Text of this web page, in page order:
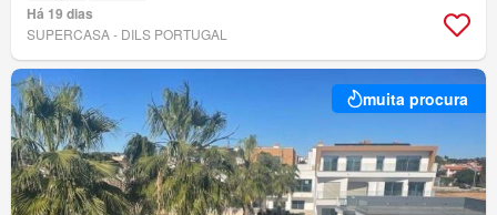
Há 19 dias
SUPERCASA - DILS PORTUGAL
muita procura